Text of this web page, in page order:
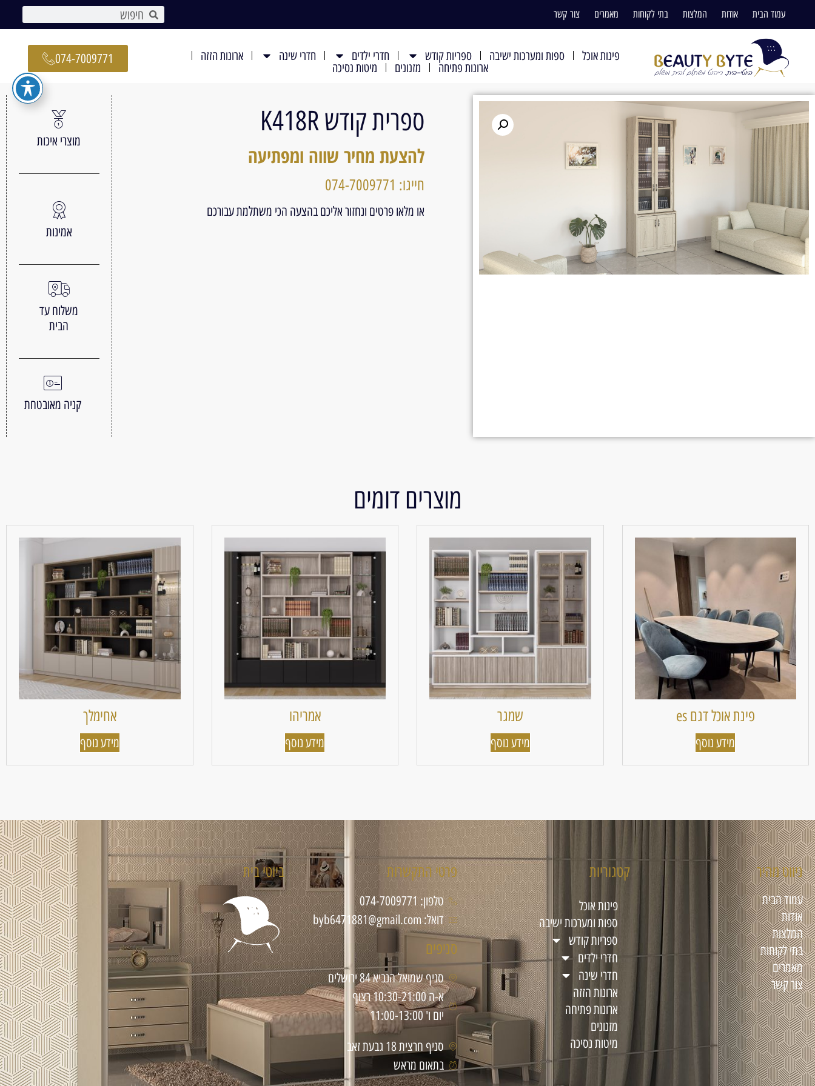
עמוד הבית אודות המלצות בתי לקוחות מאמרים צור קשר
פינות אוכל ספות ומערכות ישיבה ספריות קודש חדרי ילדים חדרי שינה
ארונות הזזה
ארונות פתיחה
מזנונים מיטות נסיכה
074-7009771
ספרית קודש K418R
להצעת מחיר שווה ומפתיעה
חייגו: 074-7009771
או מלאו פרטים ונחזור אליכם בהצעה הכי משתלמת עבורכם
מוצרי איכות
אמינות
משלוח עד
הבית
קניה מאובטחת
מוצרים דומים
פינת אוכל דגם es
מידע נוסף
שמגר
מידע נוסף
אמריהו
מידע נוסף
אחימלך
מידע נוסף
ניווט מהיר
עמוד הבית
אודות
המלצות
בתי לקוחות
מאמרים
צור קשר
קטגוריות
פינות אוכל
ספות ומערכות ישיבה
ספריות קודש
חדרי ילדים
חדרי שינה
ארונות הזזה
ארונות פתיחה
מזנונים
מיטות נסיכה
פרטי התקשרות
טלפון: 074-7009771
דואל: byb6471881@gmail.com
סניפים
סניף שמואל הנביא 84 ירושלים
א-ה 10:30-21:00 רצוף
יום ו' 11:00-13:00
סניף חרצית 18 גבעת זאב
בתאום מראש
ביוטי בית